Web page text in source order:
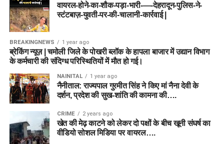
वायरल-होने-का-शौक-पड़ा-भारी-—-देहरादून-पुलिस-ने-
स्टंटबाज़-युवती-पर-की-चालानी-कार्रवाई |
BREAKINGNEWS 1 year ago
ब्रेकिंग न्यूज़ | चमोली जिले के पोखरी ब्लॉक के हापला बाजार में उद्यान विभाग
के कर्मचारी की संदिग्ध परिस्थितियों में मौत हो गई।
NAINITAL 1 year ago
नैनीताल: राज्यपाल गुरमीत सिंह ने किए मां नैना देवी के
दर्शन, प्रदेश की सुख-शांति की कामना की….
CRIME 2 years ago
खेत की मेढ़ काटने को लेकर दो पक्षों के बीच खूनी संघर्ष का
वीडियो सोशल मिडिया पर वायरल….